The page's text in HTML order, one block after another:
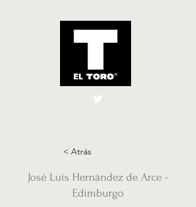
El Toro España
< Atrás
José Luis Hernández de Arce -
Edimburgo